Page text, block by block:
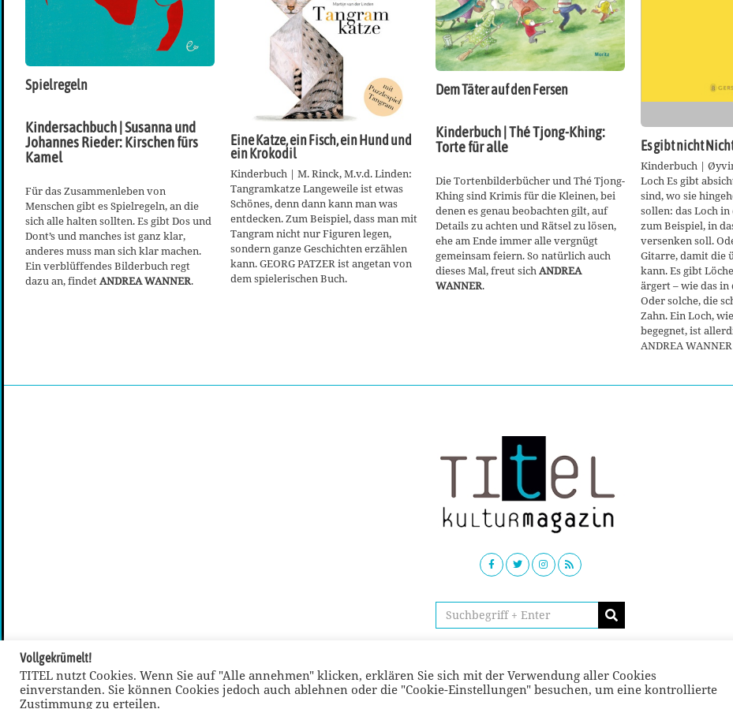
Spielregeln
Kindersachbuch | Susanna und
Johannes Rieder: Kirschen fürs
Kamel
Für das Zusammenleben von
Menschen gibt es Spielregeln, an die
sich alle halten sollten. Es gibt Dos und
Dont’s und manches ist ganz klar,
anderes muss man sich klar machen.
Ein verblüffendes Bilderbuch regt
dazu an, findetANDREA WANNER.
Eine Katze, ein Fisch, ein Hund und
ein Krokodil
Kinderbuch | M. Rinck, M.v.d. Linden:
Tangramkatze Langeweile ist etwas
Schönes, denn dann kann man was
entdecken. Zum Beispiel, dass man mit
Tangram nicht nur Figuren legen,
sondern ganze Geschichten erzählen
kann. GEORG PATZER ist angetan von
dem spielerischen Buch.
Dem Täter auf den Fersen
Kinderbuch | Thé Tjong-Khing:
Torte für alle
Die Tortenbilderbücher und Thé Tjong-
Khing sind Krimis für die Kleinen, bei
denen es genau beobachten gilt, auf
Details zu achten und Rätsel zu lösen,
ehe am Ende immer alle vergnügt
gemeinsam feiern. So natürlich auch
dieses Mal, freut sichANDREA
WANNER.
Es gibt nicht
Kinderbuch |
Loch Es gibt
sind, wo sie
sollen: das Loch
zum Beispiel, in
versenken soll.
Gitarre, damit die
kann. Es gibt
ärgert – wie das in
Oder solche, die
Zahn. Ein Loch,
begegnet, ist
ANDREA
Vollgekrümelt!
TITEL nutzt Cookies. Wenn Sie auf "Alle annehmen" klicken, erklären Sie sich mit der Verwendung aller Cookies
einverstanden. Sie können Cookies jedoch auch ablehnen oder die "Cookie-Einstellungen" besuchen, um eine kontrollierte
Zustimmung zu erteilen.